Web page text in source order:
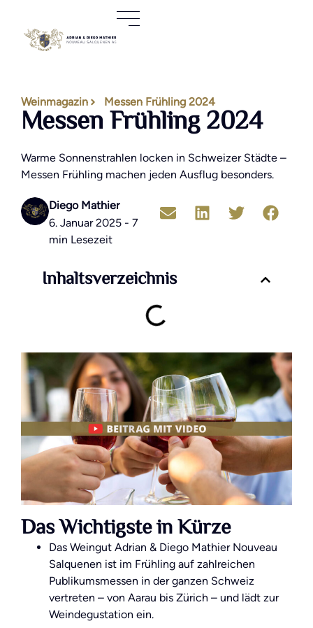
Weinmagazin Messen Frühling 2024
Messen Frühling 2024
Warme Sonnenstrahlen locken in Schweizer Städte –
Messen Frühling machen jeden Ausflug besonders.
Diego Mathier
6. Januar 2025 - 7
min Lesezeit
Inhaltsverzeichnis
Das Wichtigste in Kürze
Das Weingut Adrian & Diego Mathier Nouveau
Salquenen ist im Frühling auf zahlreichen
Publikumsmessen in der ganzen Schweiz
vertreten – von Aarau bis Zürich – und lädt zur
Weindegustation ein.